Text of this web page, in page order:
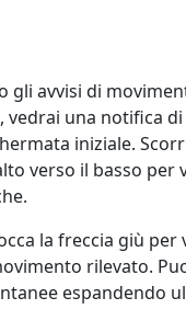
gli avvisi di
vedrai una notifica
iniziale.
verso il basso per
la freccia giù per
rilevato.
espandendo